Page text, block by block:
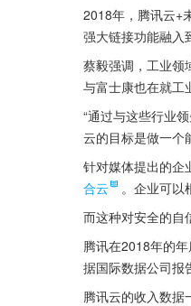
2018年，腾讯云+
强大链接功能融入
蔡毅强调，工业领
与富士康也在就工
“通过与这些行业
云的目标是做一个
针对媒体提出的企
合云
。企业可以
而这种对安全的自
腾讯在2018年的
据国际数据公司报
腾讯云的收入数据